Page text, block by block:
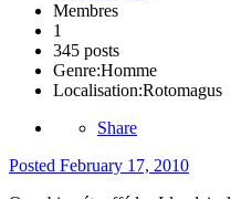
Membres
1
345 posts
Genre:Homme
Localisation:Rotomagus
Share
Posted February 17, 2010